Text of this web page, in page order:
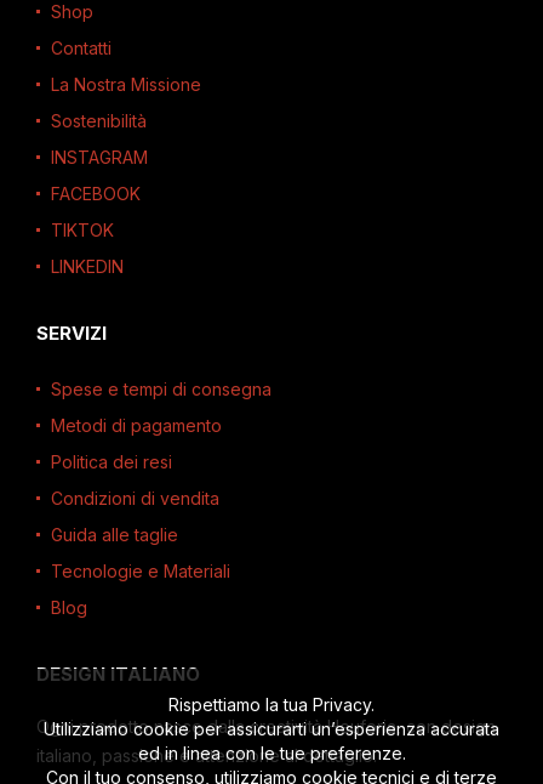
Shop
Contatti
La Nostra Missione
Sostenibilità
INSTAGRAM
FACEBOOK
TIKTOK
LINKEDIN
SERVIZI
Spese e tempi di consegna
Metodi di pagamento
Politica dei resi
Condizioni di vendita
Guida alle taglie
Tecnologie e Materiali
Blog
DESIGN ITALIANO
Ogni prodotto nasce dalla creatività Heuforia, con design
italiano, passione e attenzione al dettaglio.
Rispettiamo la tua Privacy.
Utilizziamo cookie per assicurarti un’esperienza accurata
ed in linea con le tue preferenze.
Con il tuo consenso, utilizziamo cookie tecnici e di terze